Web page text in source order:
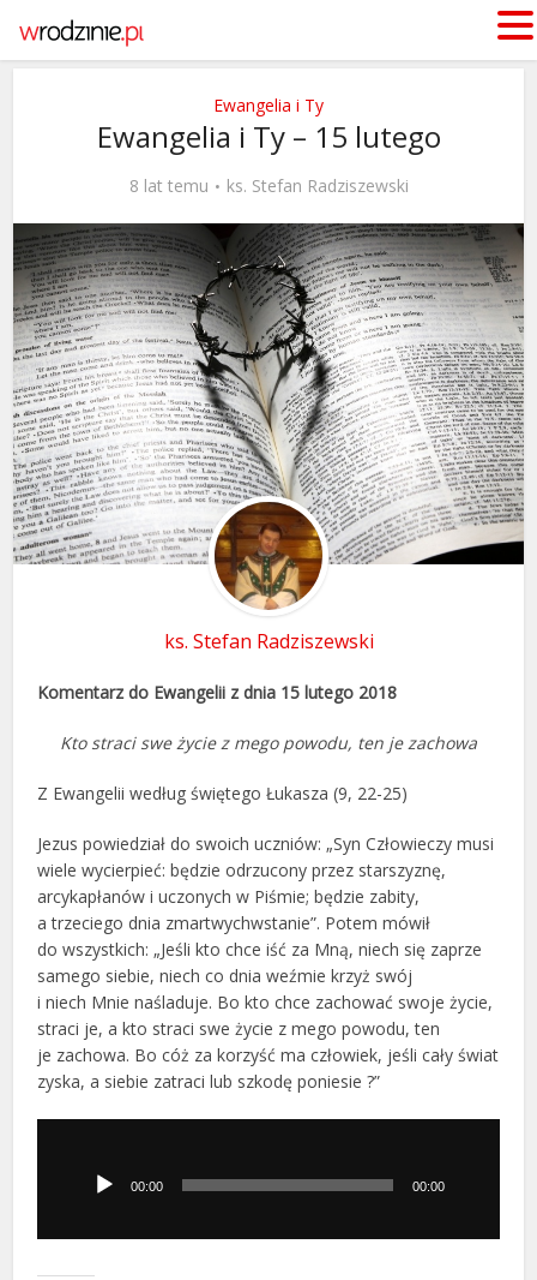
Ewangelia i Ty
Ewangelia i Ty – 15 lutego
8 lat temu ks. Stefan Radziszewski
ks. Stefan Radziszewski
Komentarz do Ewangelii z dnia 15 lutego 2018
Kto straci swe życie z mego powodu, ten je zachowa
Z Ewangelii według świętego Łukasza (9, 22-25)
Jezus powiedział do swoich uczniów: „Syn Człowieczy musi
wiele wycierpieć: będzie odrzucony przez starszyznę,
arcykapłanów i uczonych w Piśmie; będzie zabity,
a trzeciego dnia zmartwychwstanie”. Potem mówił
do wszystkich: „Jeśli kto chce iść za Mną, niech się zaprze
samego siebie, niech co dnia weźmie krzyż swój
i niech Mnie naśladuje. Bo kto chce zachować swoje życie,
straci je, a kto straci swe życie z mego powodu, ten
je zachowa. Bo cóż za korzyść ma człowiek, jeśli cały świat
zyska, a siebie zatraci lub szkodę poniesie ?”
dźwiękowych00:00 00:00